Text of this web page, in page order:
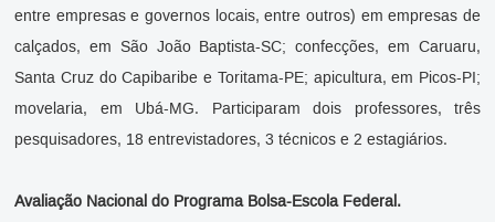
entre empresas e governos locais, entre outros) em empresas de
calçados, em São João Baptista-SC; confecções, em Caruaru,
Santa Cruz do Capibaribe e Toritama-PE; apicultura, em Picos-PI;
movelaria, em Ubá-MG. Participaram dois professores, três
pesquisadores, 18 entrevistadores, 3 técnicos e 2 estagiários.
Avaliação Nacional do Programa Bolsa-Escola Federal.